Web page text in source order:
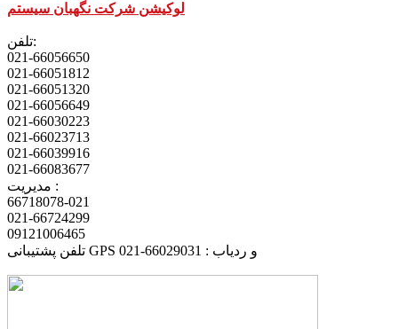
لوکیشن شرکت نگهبان سیستم
تلفن:
021-66056650
021-66051812
021-66051320
021-66056649
021-66030223
021-66023713
021-66039916
021-66083677
مدیریت :
66718078-021
021-66724299
09121006465
تلفن پشتیبانی GPS و ردیاب : 66029031-021